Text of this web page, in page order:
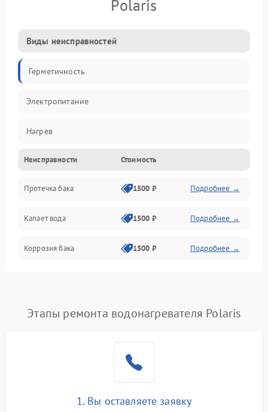
Polaris
Виды неисправностей
Герметичность
Электропитание
Нагрев
Датчики
Механика
Неисправности Стоимость
Протечка бака 1500 ₽ Подробнее →
Капает вода 1500 ₽ Подробнее →
Коррозия бака 1500 ₽ Подробнее →
Этапы ремонта водонагревателя Polaris
1. Вы оставляете заявку